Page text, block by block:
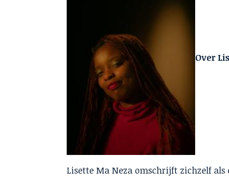
Over
Lisette Ma Neza omschrijft zichzelf als